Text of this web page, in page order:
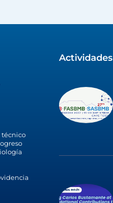
técnico
Actividades